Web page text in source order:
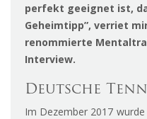
perfekt geeignet ist,
Geheimtipp”, verriet
renommierte
Interview.
Deutsche
Im Dezember 2017